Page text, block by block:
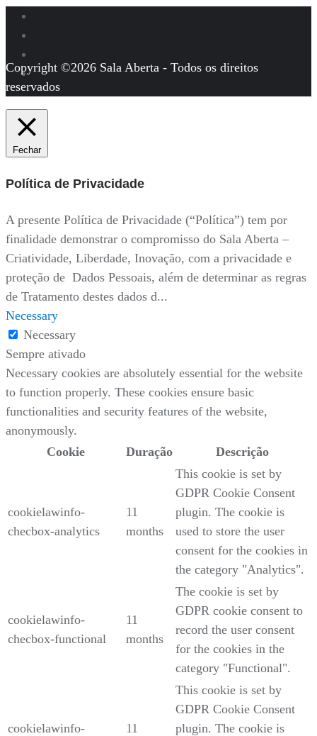
Copyright ©2026 Sala Aberta - Todos os direitos
reservados
Fechar
Política de Privacidade
A presente Política de Privacidade (“Política”) tem por
finalidade demonstrar o compromisso do Sala Aberta –
Criatividade, Liberdade, Inovação, com a privacidade e
proteção de Dados Pessoais, além de determinar as regras
de Tratamento destes dados d...
Necessary
Necessary
Sempre ativado
Necessary cookies are absolutely essential for the website
to function properly. These cookies ensure basic
functionalities and security features of the website,
anonymously.
Cookie
Duração Descrição
cookielawinfo-
checbox-analytics
11
months
This cookie is set by
GDPR Cookie Consent
plugin. The cookie is
used to store the user
consent for the cookies in
the category "Analytics".
cookielawinfo-
checbox-functional
11
months
The cookie is set by
GDPR cookie consent to
record the user consent
for the cookies in the
category "Functional".
cookielawinfo-
11
This cookie is set by
GDPR Cookie Consent
plugin. The cookie is